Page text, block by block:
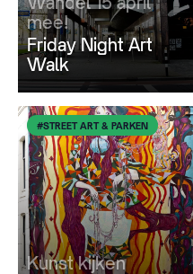
mee!
Friday Night Art
Walk
#STREET ART & PARKEN
Kunst kijken